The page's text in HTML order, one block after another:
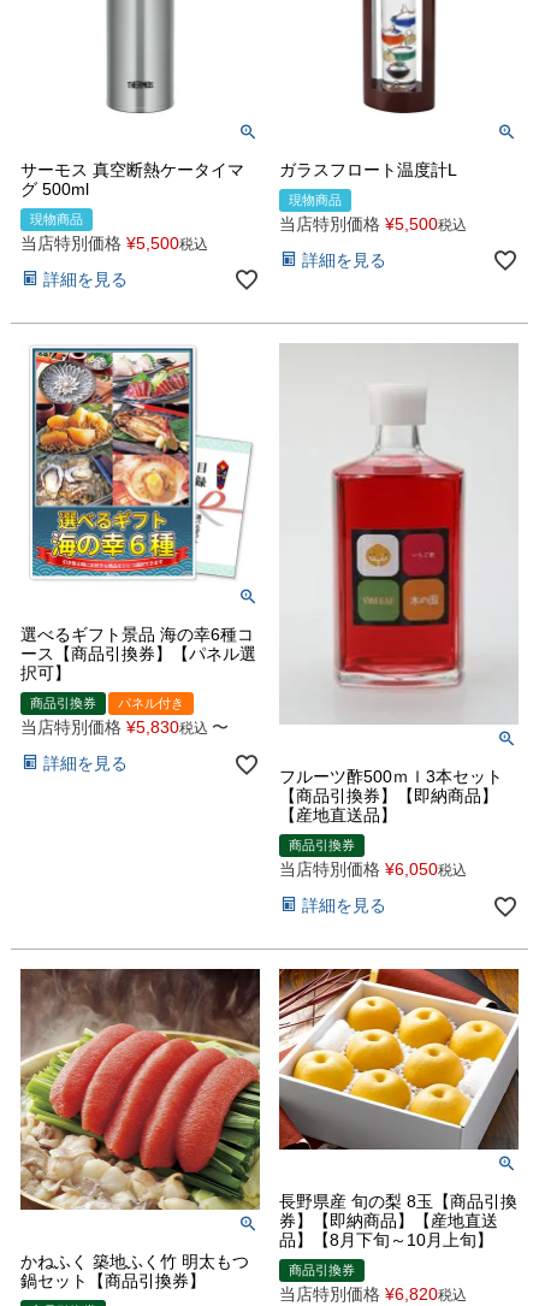
サーモス 真空断熱ケータイマ
グ 500ml
現物商品
当店特別価格 ¥5,500税込
詳細を見る
ガラスフロート温度計L
現物商品
当店特別価格 ¥5,500税込
詳細を見る
選べるギフト景品 海の幸6種コ
ース【商品引換券】【パネル選
択可】
商品引換券 パネル付き
当店特別価格 ¥5,830税込 〜
詳細を見る
フルーツ酢500ｍｌ3本セット
【商品引換券】【即納商品】
【産地直送品】
商品引換券
当店特別価格 ¥6,050税込
詳細を見る
かねふく 築地ふく竹 明太もつ
鍋セット【商品引換券】
長野県産 旬の梨 8玉【商品引換
券】【即納商品】【産地直送
品】【8月下旬～10月上旬】
商品引換券
当店特別価格 ¥6,820税込